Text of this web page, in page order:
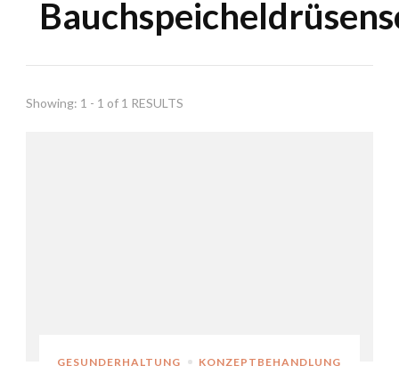
Showing: 1 - 1 of 1 RESULTS
GESUNDERHALTUNG KONZEPTBEHANDLUNG